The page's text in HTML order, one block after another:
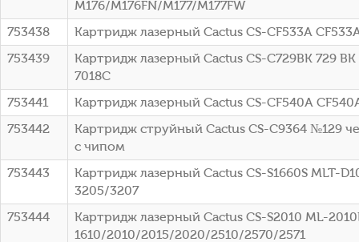
M176/M176FN/M177/M177FW
753438
Картридж лазерный Cactus CS-CF533A
753439
Картридж лазерный Cactus CS-C729BK 729
7018C
753441
Картридж лазерный Cactus CS-CF540A
753442
Картридж струйный Cactus CS-C9364 №129
с чипом
753443
Картридж лазерный Cactus CS-S1660S MLT-
3205/3207
753444
Картридж лазерный Cactus CS-S2010 ML-
1610/2010/2015/2020/2510/2570/2571